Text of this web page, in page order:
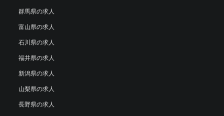
群馬県の求人
富山県の求人
石川県の求人
福井県の求人
新潟県の求人
山梨県の求人
長野県の求人